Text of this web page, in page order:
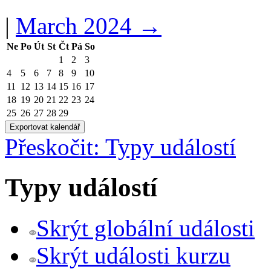
| March 2024 →
Ne Po Út St Čt Pá So
1
2
3
4
5 6 7 8 9
10
11
12 13 14 15 16 17
18 19 20 21 22 23 24
25 26 27 28 29
Přeskočit: Typy událostí
Typy událostí
Skrýt globální události
Skrýt události kurzu